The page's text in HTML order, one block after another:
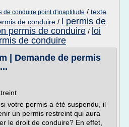
de conduire point d'inaptitude / texte
de conduire /
l permis de
permis de conduire / loi
de conduire
| Demande de permis
votre permis a été suspendu, il
un permis restreint qui aura
le droit de conduire? En effet,